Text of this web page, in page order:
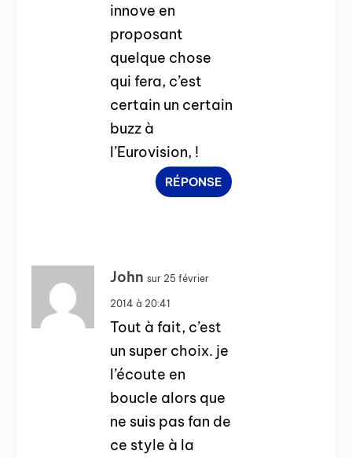
innove en
proposant
quelque chose
qui fera, c’est
certain un certain
buzz à
l’Eurovision, !
RÉPONSE
John sur 25 février
2014 à 20:41
Tout à fait, c’est
un super choix. je
l’écoute en
boucle alors que
ne suis pas fan de
ce style à la